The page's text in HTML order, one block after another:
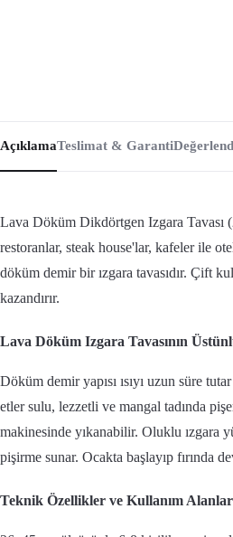
AçıklamaTeslimat & Garanti
Lava Döküm Dikdörtgen Izgara Tavası
restoranlar, steak house'lar, kafeler ile
döküm demir bir ızgara tavasıdır. Çift
kazandırır.
Lava Döküm Izgara Tavasının
Döküm demir yapısı ısıyı uzun süre
etler sulu, lezzetli ve mangal tadında
makinesinde yıkanabilir. Oluklu ızgara
pişirme sunar. Ocakta başlayıp fırında
Teknik Özellikler ve Kullanım